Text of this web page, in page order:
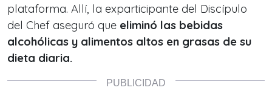
plataforma. Allí, la exparticipante del Discípulo
del Chef aseguró que eliminó las bebidas
alcohólicas y alimentos altos en grasas de su
dieta diaria.